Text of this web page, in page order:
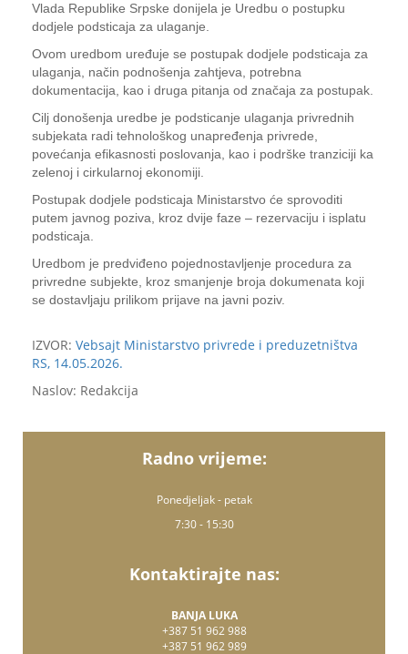
Vlada Republike Srpske donijela je Uredbu o postupku
dodjele podsticaja za ulaganje.
Ovom uredbom uređuje se postupak dodjele podsticaja za
ulaganja, način podnošenja zahtjeva, potrebna
dokumentacija, kao i druga pitanja od značaja za postupak.
Cilj donošenja uredbe je podsticanje ulaganja privrednih
subjekata radi tehnološkog unapređenja privrede,
povećanja efikasnosti poslovanja, kao i podrške tranziciji ka
zelenoj i cirkularnoj ekonomiji.
Postupak dodjele podsticaja Ministarstvo će sprovoditi
putem javnog poziva, kroz dvije faze – rezervaciju i isplatu
podsticaja.
Uredbom je predviđeno pojednostavljenje procedura za
privredne subjekte, kroz smanjenje broja dokumenata koji
se dostavljaju prilikom prijave na javni poziv.
IZVOR: Vebsajt Ministarstvo privrede i preduzetništva
RS, 14.05.2026.
Naslov: Redakcija
Radno vrijeme:
Ponedjeljak - petak
7:30 - 15:30
Kontaktirajte nas:
BANJA LUKA
+387 51 962 988
+387 51 962 989